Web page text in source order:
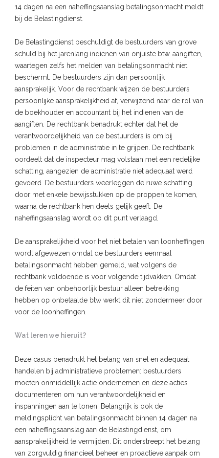
14 dagen na een naheffingsaanslag betalingsonmacht meldt
bij de Belastingdienst.
De Belastingdienst beschuldigt de bestuurders van grove
schuld bij het jarenlang indienen van onjuiste btw-aangiften,
waartegen zelfs het melden van betalingsonmacht niet
beschermt. De bestuurders zijn dan persoonlijk
aansprakelijk. Voor de rechtbank wijzen de bestuurders
persoonlijke aansprakelijkheid af, verwijzend naar de rol van
de boekhouder en accountant bij het indienen van de
aangiften. De rechtbank benadrukt echter dat het de
verantwoordelijkheid van de bestuurders is om bij
problemen in de administratie in te grijpen. De rechtbank
oordeelt dat de inspecteur mag volstaan met een redelijke
schatting, aangezien de administratie niet adequaat werd
gevoerd. De bestuurders weerleggen de ruwe schatting
door met enkele bewijsstukken op de proppen te komen,
waarna de rechtbank hen deels gelijk geeft. De
naheffingsaanslag wordt op dit punt verlaagd.
De aansprakelijkheid voor het niet betalen van loonheffingen
wordt afgewezen omdat de bestuurders eenmaal
betalingsonmacht hebben gemeld, wat volgens de
rechtbank voldoende is voor volgende tijdvakken. Omdat
de feiten van onbehoorlijk bestuur alleen betrekking
hebben op onbetaalde btw werkt dit niet zondermeer door
voor de loonheffingen.
Wat leren we hieruit?
Deze casus benadrukt het belang van snel en adequaat
handelen bij administratieve problemen: bestuurders
moeten onmiddellijk actie ondernemen en deze acties
documenteren om hun verantwoordelijkheid en
inspanningen aan te tonen. Belangrijk is ook de
meldingsplicht van betalingsonmacht binnen 14 dagen na
een naheffingsaanslag aan de Belastingdienst, om
aansprakelijkheid te vermijden. Dit onderstreept het belang
van zorgvuldig financieel beheer en proactieve aanpak om